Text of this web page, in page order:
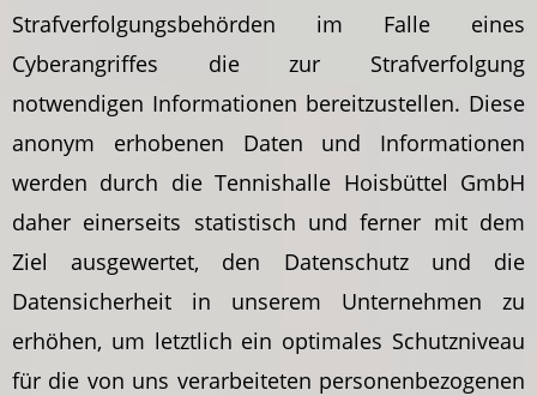
Strafverfolgungsbehörden im Falle eines
Cyberangriffes die zur Strafverfolgung
notwendigen Informationen bereitzustellen. Diese
anonym erhobenen Daten und Informationen
werden durch die Tennishalle Hoisbüttel GmbH
daher einerseits statistisch und ferner mit dem
Ziel ausgewertet, den Datenschutz und die
Datensicherheit in unserem Unternehmen zu
erhöhen, um letztlich ein optimales Schutzniveau
für die von uns verarbeiteten personenbezogenen